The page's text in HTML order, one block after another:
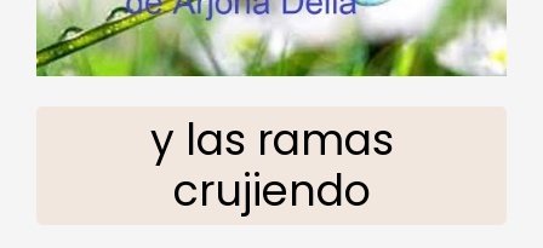
y las ramas
crujiendo